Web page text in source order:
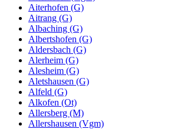
Aiterhofen (G)
Aitrang (G)
Albaching (G)
Albertshofen (G)
Aldersbach (G)
Alerheim (G)
Alesheim (G)
Aletshausen (G)
Alfeld (G)
Alkofen (Ot)
Allersberg (M)
Allershausen (Vgm)